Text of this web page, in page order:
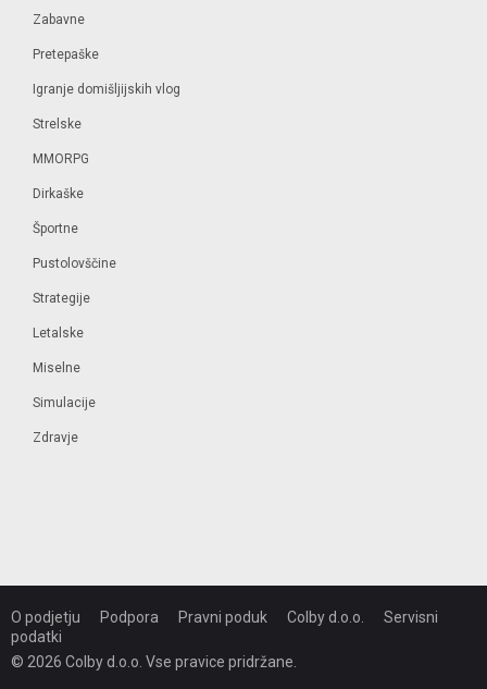
Zabavne
Pretepaške
Igranje domišljijskih vlog
Strelske
MMORPG
Dirkaške
Športne
Pustolovščine
Strategije
Letalske
Miselne
Simulacije
Zdravje
O podjetju Podpora Pravni poduk Colby d.o.o.
Servisni
podatki
© 2026 Colby d.o.o. Vse pravice pridržane.